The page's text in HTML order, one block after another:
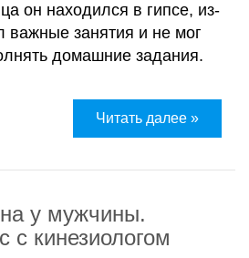
он находился в гипсе, из-
важные занятия и не мог
домашние задания.
Читать далее »
у мужчины.
с кинезиологом